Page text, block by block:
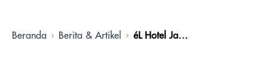
Beranda Berita & Artikel éL Hotel Jakarta Kelapa Gading Hadirkan “éLoha! Tropical Night” untuk Perayaan Malam Tahun Baru 2026